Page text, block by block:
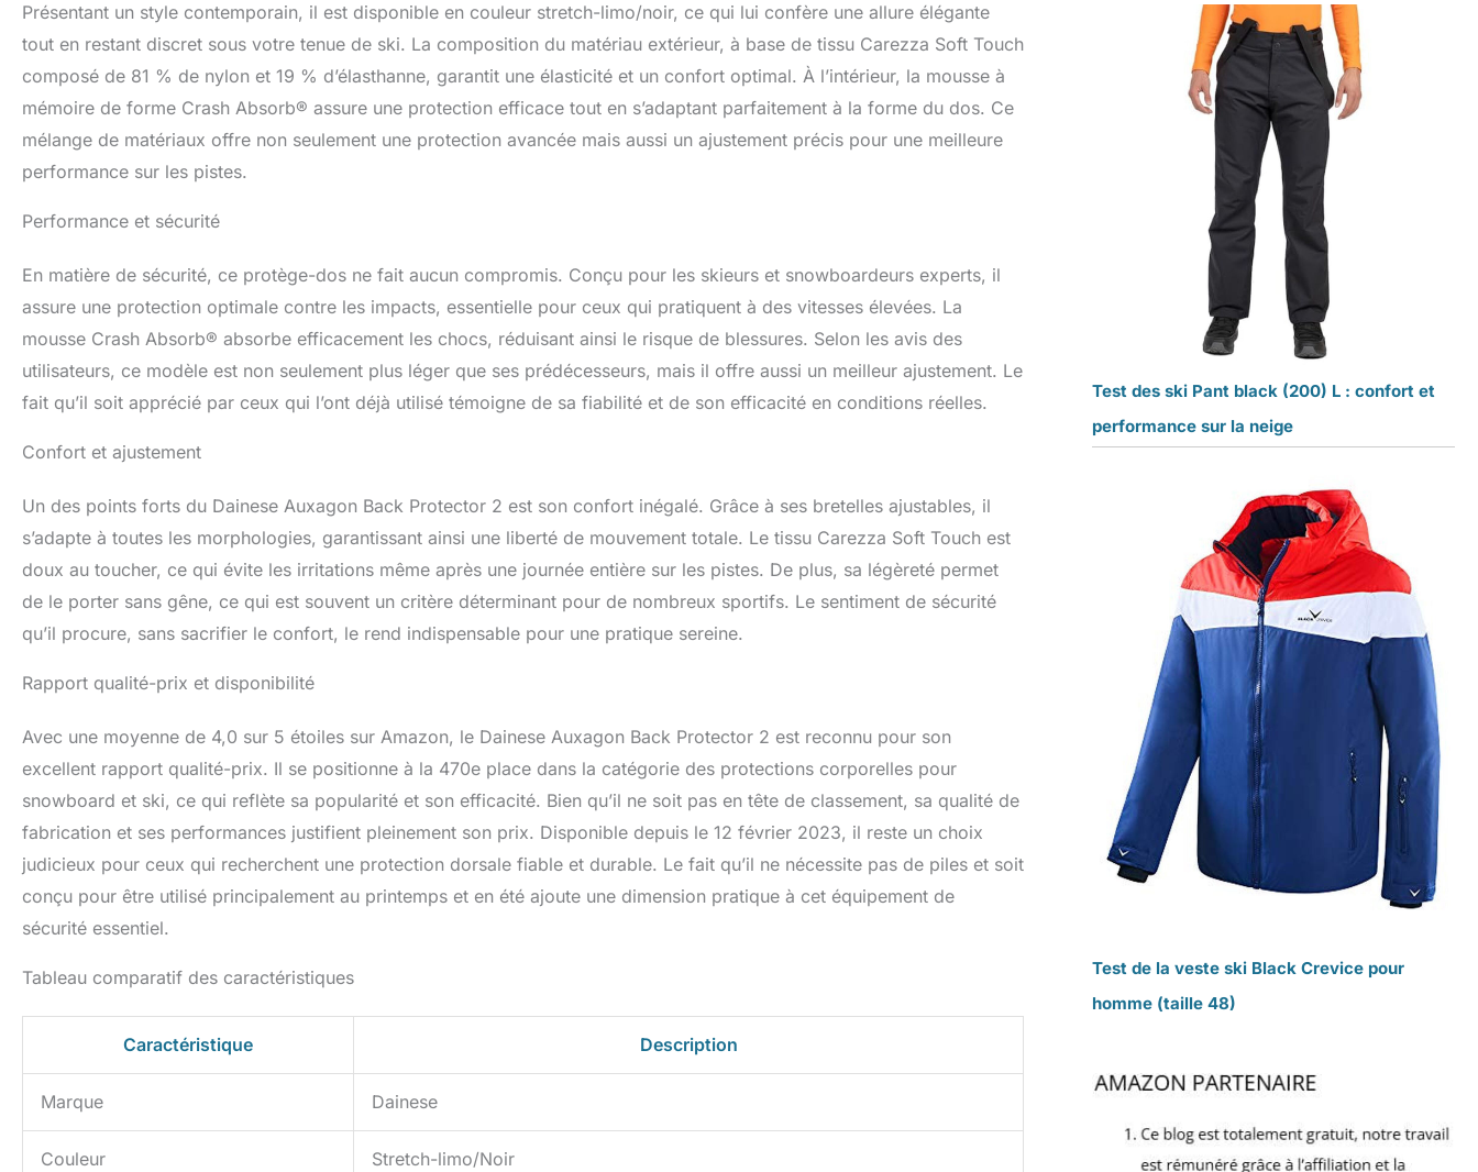
Présentant un style contemporain, il est disponible en couleur stretch-limo/noir, ce qui lui confère une allure élégante
tout en restant discret sous votre tenue de ski. La composition du matériau extérieur, à base de tissu Carezza Soft Touch
composé de 81 % de nylon et 19 % d’élasthanne, garantit une élasticité et un confort optimal. À l’intérieur, la mousse à
mémoire de forme Crash Absorb® assure une protection efficace tout en s’adaptant parfaitement à la forme du dos. Ce
mélange de matériaux offre non seulement une protection avancée mais aussi un ajustement précis pour une meilleure
performance sur les pistes.
Performance et sécurité
En matière de sécurité, ce protège-dos ne fait aucun compromis. Conçu pour les skieurs et snowboardeurs experts, il
assure une protection optimale contre les impacts, essentielle pour ceux qui pratiquent à des vitesses élevées. La
mousse Crash Absorb® absorbe efficacement les chocs, réduisant ainsi le risque de blessures. Selon les avis des
utilisateurs, ce modèle est non seulement plus léger que ses prédécesseurs, mais il offre aussi un meilleur ajustement. Le
fait qu’il soit apprécié par ceux qui l’ont déjà utilisé témoigne de sa fiabilité et de son efficacité en conditions réelles.
Confort et ajustement
Un des points forts du Dainese Auxagon Back Protector 2 est son confort inégalé. Grâce à ses bretelles ajustables, il
s’adapte à toutes les morphologies, garantissant ainsi une liberté de mouvement totale. Le tissu Carezza Soft Touch est
doux au toucher, ce qui évite les irritations même après une journée entière sur les pistes. De plus, sa légèreté permet
de le porter sans gêne, ce qui est souvent un critère déterminant pour de nombreux sportifs. Le sentiment de sécurité
qu’il procure, sans sacrifier le confort, le rend indispensable pour une pratique sereine.
Rapport qualité-prix et disponibilité
Avec une moyenne de 4,0 sur 5 étoiles sur Amazon, le Dainese Auxagon Back Protector 2 est reconnu pour son
excellent rapport qualité-prix. Il se positionne à la 470e place dans la catégorie des protections corporelles pour
snowboard et ski, ce qui reflète sa popularité et son efficacité. Bien qu’il ne soit pas en tête de classement, sa qualité de
fabrication et ses performances justifient pleinement son prix. Disponible depuis le 12 février 2023, il reste un choix
judicieux pour ceux qui recherchent une protection dorsale fiable et durable. Le fait qu’il ne nécessite pas de piles et soit
conçu pour être utilisé principalement au printemps et en été ajoute une dimension pratique à cet équipement de
sécurité essentiel.
Tableau comparatif des caractéristiques
Caractéristique Description
Marque Dainese
Couleur Stretch-limo/Noir
Test des ski Pant black (200) L : confort et
performance sur la neige
Test de la veste ski Black Crevice pour
homme (taille 48)